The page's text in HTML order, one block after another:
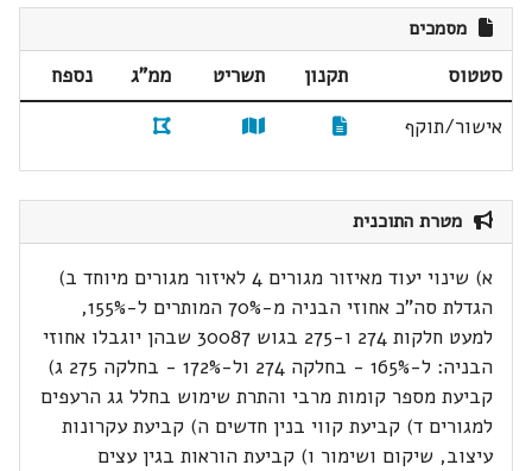
מסמכים
סטטוס תקנון תשריט ממ"ג
נספח
אישור/תוקף
מטרת התוכנית
א) שינוי יעוד מאיזור מגורים 4 לאיזור מגורים מיוחד ב)
הגדלת סה"כ אחוזי הבניה מ-70% המותרים ל-155%,
למעט חלקות 274 ו-275 בגוש 30087 שבהן יוגבלו אחוזי
הבניה: ל-165% - בחלקה 274 ול-172% - בחלקה 275 ג)
קביעת מספר קומות מרבי והתרת שימוש בחלל גג הרעפים
למגורים ד) קביעת קווי בנין חדשים ה) קביעת עקרונות
עיצוב, שיקום ושימור ו) קביעת הוראות בגין עצים